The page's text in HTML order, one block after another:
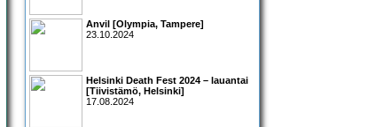
Anvil [Olympia, Tampere]
23.10.2024
Helsinki Death Fest 2024 – lauantai
[Tiivistämö, Helsinki]
17.08.2024